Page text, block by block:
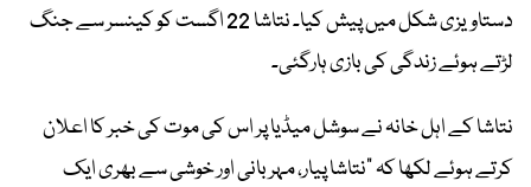
دستاویزی شکل میں پیش کیا۔ نتاشا 22 اگست کو کینسر سے جنگ
لڑتے ہوئے زندگی کی بازی ہارگئی۔
نتاشا کے اہل خانہ نے سوشل میڈیا پر اس کی موت کی خبر کا اعلان
کرتے ہوئے لکھا کہ "نتاشا پیار، مہربانی اور خوشی سے بھری ایک